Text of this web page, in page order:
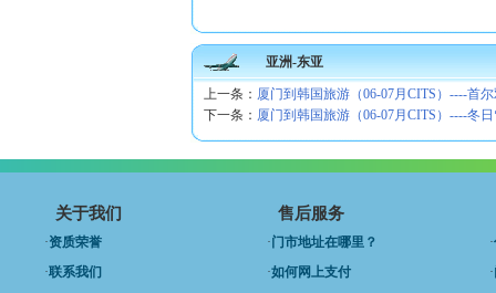
亚洲-东亚
上一条： 厦门到韩国旅游（06-07月CITS）----首
下一条： 厦门到韩国旅游（06-07月CITS）----冬
关于我们
·资质荣誉
·联系我们
售后服务
·门市地址在哪里？
·如何网上支付
·
·